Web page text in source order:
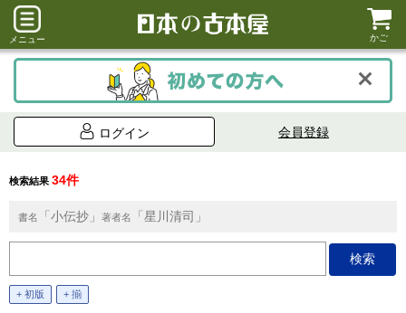
メニュー かご
ログイン 会員登録
検索結果 34件
書名 「小伝抄」 著者名 「星川清司」
+ 初版 + 揃